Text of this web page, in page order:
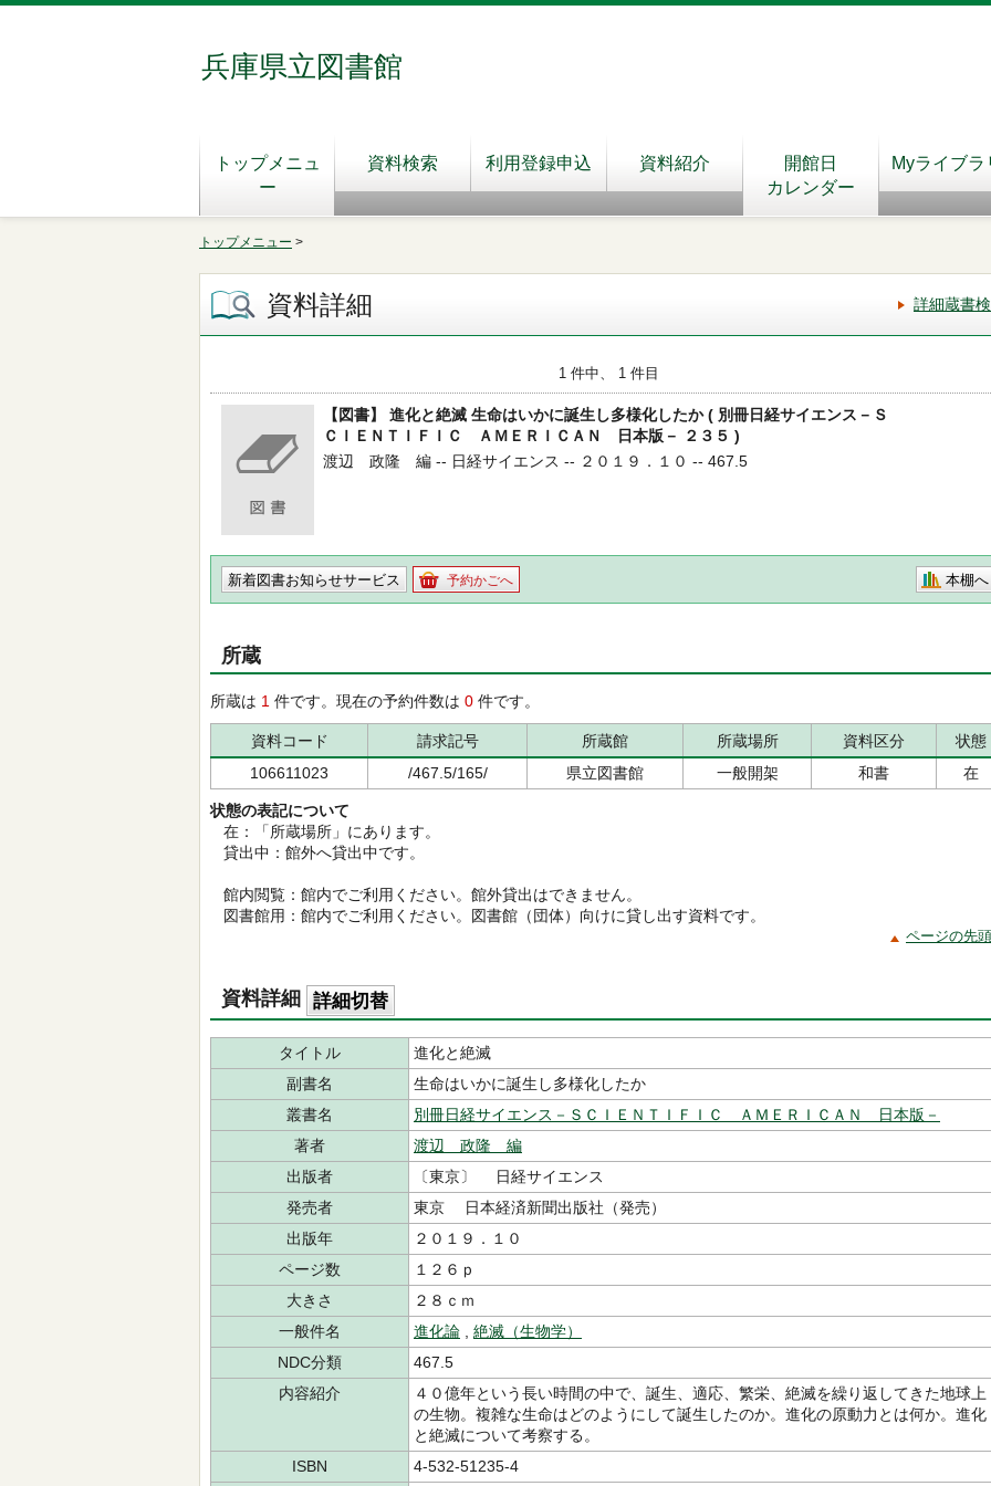
兵庫県立図書館
トップメニュ
ー
資料検索 利用登録申込 資料紹介
開館日
カレンダー
Myライブラ
トップメニュー >
資料詳細 詳細蔵書
1 件中、 1 件目
【図書】 進化と絶滅 生命はいかに誕生し多様化したか ( 別冊日経サイエンス－Ｓ
ＣＩＥＮＴＩＦＩＣ ＡＭＥＲＩＣＡＮ 日本版－ ２３５ )
渡辺 政隆 編 -- 日経サイエンス -- ２０１９．１０ -- 467.5
新着図書お知らせサービス 予約かごへ 本棚へ
所蔵
所蔵は 1 件です。現在の予約件数は 0 件です。
資料コード 請求記号 所蔵館 所蔵場所 資料区分
状態
106611023
/467.5/165/ 県立図書館 一般開架 和書 在
状態の表記について
在：「所蔵場所」にあります。
貸出中：館外へ貸出中です。
館内閲覧：館内でご利用ください。館外貸出はできません。
図書館用：館内でご利用ください。図書館（団体）向けに貸し出す資料です。
ページの先
資料詳細 詳細切替
タイトル
進化と絶滅
副書名
生命はいかに誕生し多様化したか
叢書名
別冊日経サイエンス－ＳＣＩＥＮＴＩＦＩＣ ＡＭＥＲＩＣＡＮ 日本版－
著者
渡辺 政隆 編
出版者
〔東京〕 日経サイエンス
発売者
東京 日本経済新聞出版社（発売）
出版年
２０１９．１０
ページ数
１２６ｐ
大きさ
２８ｃｍ
一般件名
進化論
絶滅（生物学）
NDC分類
467.5
内容紹介
４０億年という長い時間の中で、誕生、適応、繁栄、絶滅を繰り返してきた地球上
の生物。複雑な生命はどのようにして誕生したのか。進化の原動力とは何か。進化
と絶滅について考察する。
ISBN
4-532-51235-4